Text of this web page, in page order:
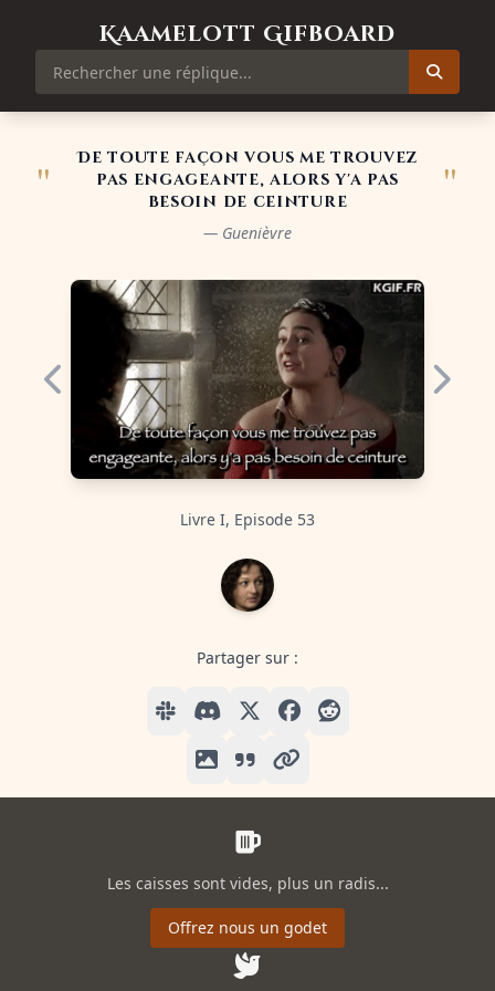
Kaamelott Gifboard
"
De toute façon vous me trouvez
pas engageante, alors y'a pas
besoin de ceinture
"
— Guenièvre
Livre I, Episode 53
Partager sur :
Les caisses sont vides, plus un radis...
Offrez nous un godet